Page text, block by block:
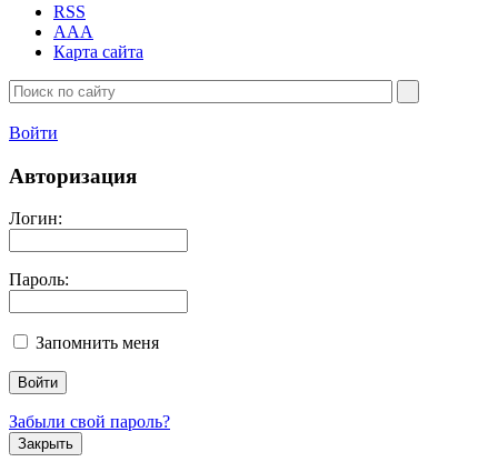
RSS
AAA
Карта сайта
Войти
Авторизация
Логин:
Пароль:
Запомнить меня
Забыли свой пароль?
Закрыть